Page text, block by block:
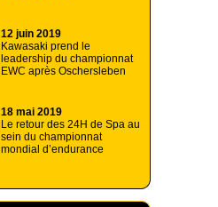
12 juin 2019
Kawasaki prend le
leadership du championnat
EWC après Oschersleben
18 mai 2019
Le retour des 24H de Spa au
sein du championnat
mondial d’endurance